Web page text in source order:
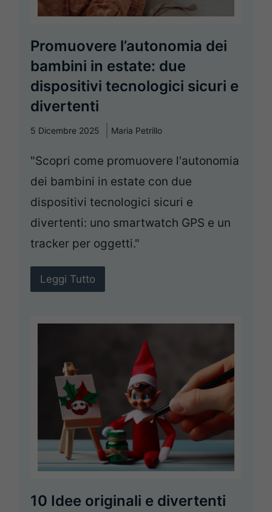
Promuovere l’autonomia dei
bambini in estate: due
dispositivi tecnologici sicuri e
divertenti
5 Dicembre 2025 Maria Petrillo
"Scopri come promuovere l'autonomia
dei bambini in estate con due
dispositivi tecnologici sicuri e
divertenti: uno smartwatch GPS e un
tracker per oggetti."
Leggi Tutto
10 Idee originali e divertenti